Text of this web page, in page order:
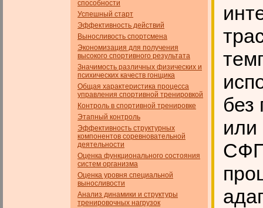
способности
Успешный старт
Эффективность действий
Выносливость спортсмена
Экономизация для получения
высокого спортивного результата
Значимость различных физических и
психических качеств гон­щика
Общая характеристика процесса
управления спортивной тренировкой
Контроль в спортивной тренировке
Этапный контроль
Эффективность структурных
компонентов соревновательной
деятельности
Оценка функционального состояния
систем организма
Оценка уровня специальной
выносливости
Анализ динамики и структуры
тренировочных нагрузок
без
или
СФП